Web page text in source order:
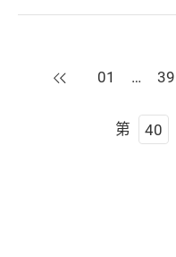
上一页
01 … 39
第